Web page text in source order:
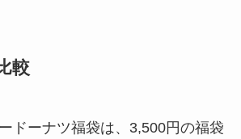
較
ドーナツ福袋は、3,500円の福袋